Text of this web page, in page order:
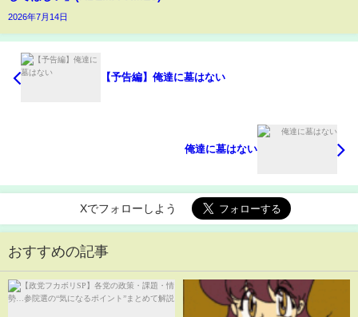
2026年7月14日
【予告編】俺達に墓はない
俺達に墓はない
Xでフォローしよう
おすすめの記事